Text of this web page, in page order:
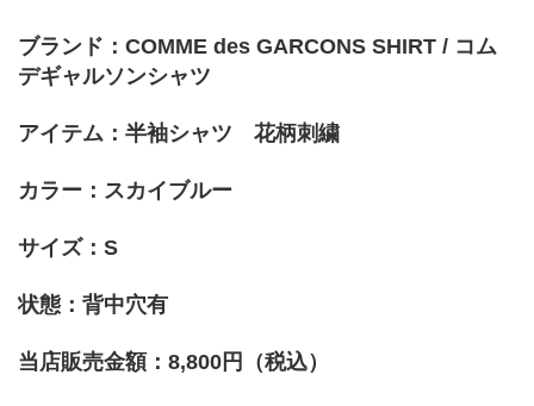
ブランド：COMME des GARCONS SHIRT / コム
デギャルソンシャツ
アイテム：半袖シャツ　花柄刺繍
カラー：スカイブルー
サイズ：S
状態：背中穴有
当店販売金額：8,800円（税込）